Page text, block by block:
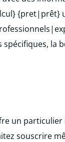
{pret|prêt}
la
un
souscrire